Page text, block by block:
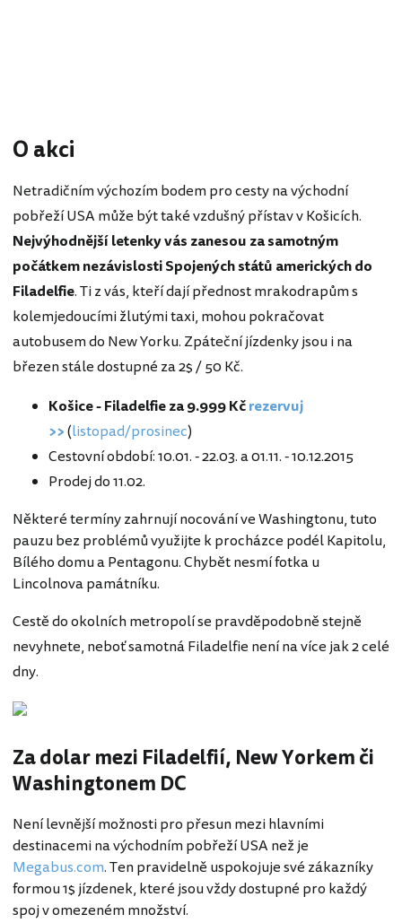
O akci
Netradičním výchozím bodem pro cesty na východní
pobřeží USA může být také vzdušný přístav v Košicích.
Nejvýhodnější letenky vás zanesou za samotným
počátkem nezávislosti Spojených států amerických do
Filadelfie. Ti z vás, kteří dají přednost mrakodrapům s
kolemjedoucími žlutými taxi, mohou pokračovat
autobusem do New Yorku. Zpáteční jízdenky jsou i na
březen stále dostupné za 2$ / 50 Kč.
Košice - Filadelfie za 9.999 Kčrezervuj
>>(listopad/prosinec)
Cestovní období: 10.01. - 22.03. a 01.11. - 10.12.2015
Prodej do 11.02.
Některé termíny zahrnují nocování ve Washingtonu, tuto
pauzu bez problémů využijte k procházce podél Kapitolu,
Bílého domu a Pentagonu. Chybět nesmí fotka u
Lincolnova památníku.
Cestě do okolních metropolí se pravděpodobně stejně
nevyhnete, neboť samotná Filadelfie není na více jak 2 celé
dny.
Za dolar mezi Filadelfií, New Yorkem či
Washingtonem DC
Není levnější možnosti pro přesun mezi hlavními
destinacemi na východním pobřeží USA než je
Megabus.com. Ten pravidelně uspokojuje své zákazníky
formou 1$ jízdenek, které jsou vždy dostupné pro každý
spoj v omezeném množství.